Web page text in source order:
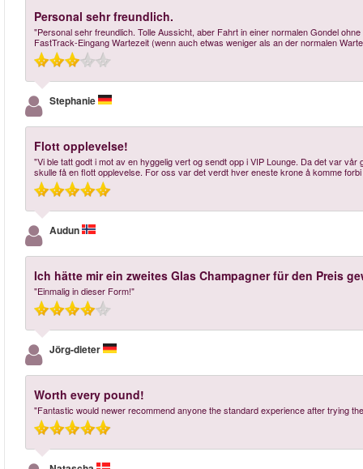
Personal sehr freundlich.
"Personal sehr freundlich. Tolle Aussicht, aber Fahrt in einer normalen Gondel
FastTrack-Eingang Wartezeit (wenn auch etwas weniger als an der normalen
Stephanie
Flott opplevelse!
"Vi ble tatt godt i mot av en hyggelig vert og sendt opp i VIP Lounge. Da det var
skulle få en flott opplevelse. For oss var det verdt hver eneste krone å komme
Audun
Ich hätte mir ein zweites Glas Champagner für den Preis
"Einmalig in dieser Form!"
Jörg-dieter
Worth every pound!
"Fantastic would newer recommend anyone the standard experience after trying